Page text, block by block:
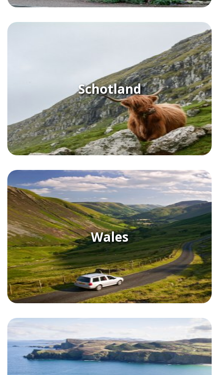
Schotland
Wales